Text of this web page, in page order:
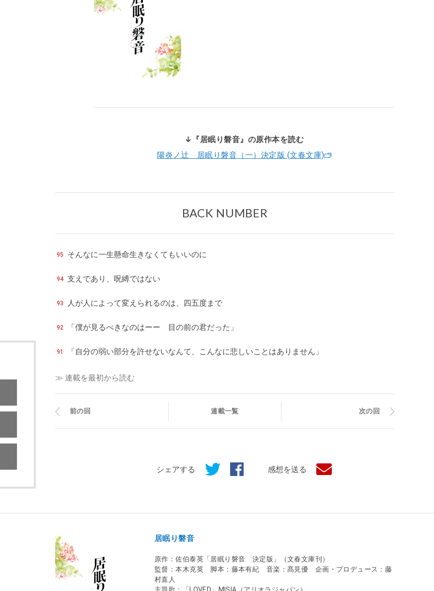
↓『居眠り磐音』の原作本を読む
陽炎ノ辻 居眠り磐音（一）決定版 (文春文庫)
BACK NUMBER
95 そんなに一生懸命生きなくてもいいのに
94 支えであり、呪縛ではない
93 人が人によって変えられるのは、四五度まで
92 「僕が見るべきなのはーー 目の前の君だった」
91 「自分の弱い部分を許せないなんて、こんなに悲しいことはありません」
≫ 連載を最初から読む
前の回 連載一覧 次の回
シェアする 感想を送る
居眠り磐音
原作：佐伯泰英「居眠り磐音 決定版」（文春文庫刊）
監督：本木克英 脚本：藤本有紀 音楽：髙見優 企画・プロデュース：藤
村直人